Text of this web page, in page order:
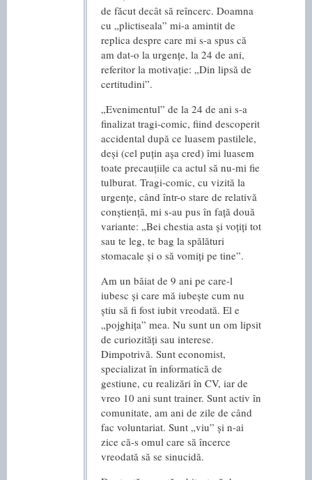
de făcut decât să reîncerc. Doamna
cu „plictiseala” mi-a amintit de
replica despre care mi s-a spus că
am dat-o la urgențe, la 24 de ani,
referitor la motivație: „Din lipsă de
certitudini”.
„Evenimentul” de la 24 de ani s-a
finalizat tragi-comic, fiind descoperit
accidental după ce luasem pastilele,
deși (cel puțin așa cred) îmi luasem
toate precauțiile ca actul să nu-mi fie
tulburat. Tragi-comic, cu vizită la
urgențe, când într-o stare de relativă
conștiență, mi s-au pus în față două
variante: „Bei chestia asta și voțiți tot
sau te leg, te bag la spălături
stomacale și o să vomiți pe tine”.
Am un băiat de 9 ani pe care-l
iubesc și care mă iubește cum nu
știu să fi fost iubit vreodată. El e
„pojghița” mea. Nu sunt un om lipsit
de curiozități sau interese.
Dimpotrivă. Sunt economist,
specializat în informatică de
gestiune, cu realizări în CV, iar de
vreo 10 ani sunt trainer. Sunt activ în
comunitate, am ani de zile de când
fac voluntariat. Sunt „viu” și n-ai
zice că-s omul care să încerce
vreodată să se sinucidă.